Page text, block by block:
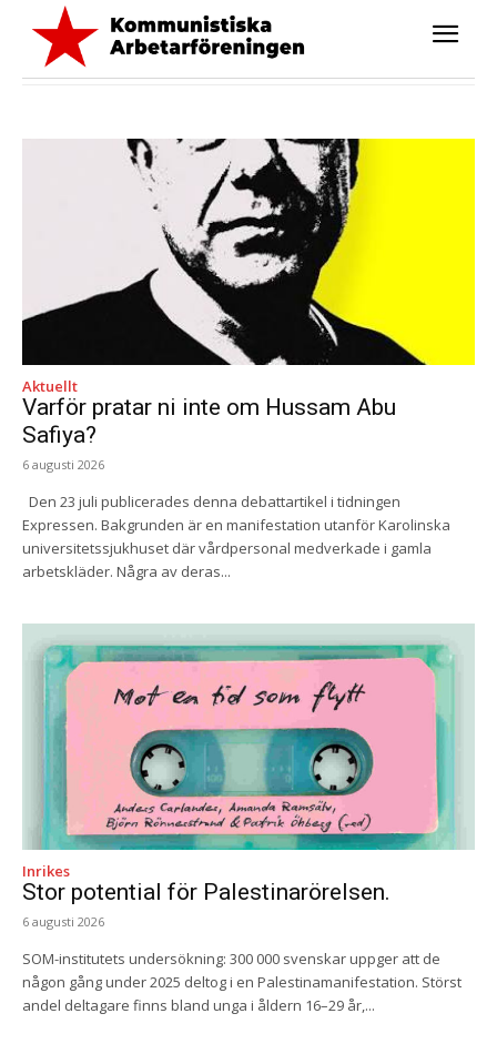
Aktuellt
Varför pratar ni inte om Hussam Abu
Safiya?
6 augusti 2026
Den 23 juli publicerades denna debattartikel i tidningen
Expressen. Bakgrunden är en manifestation utanför Karolinska
universitetssjukhuset där vårdpersonal medverkade i gamla
arbetskläder. Några av deras...
Inrikes
Stor potential för Palestinarörelsen.
6 augusti 2026
SOM-institutets undersökning: 300 000 svenskar uppger att de
någon gång under 2025 deltog i en Palestinamanifestation. Störst
andel deltagare finns bland unga i åldern 16–29 år,...